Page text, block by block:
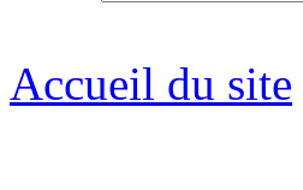
Accueil du site